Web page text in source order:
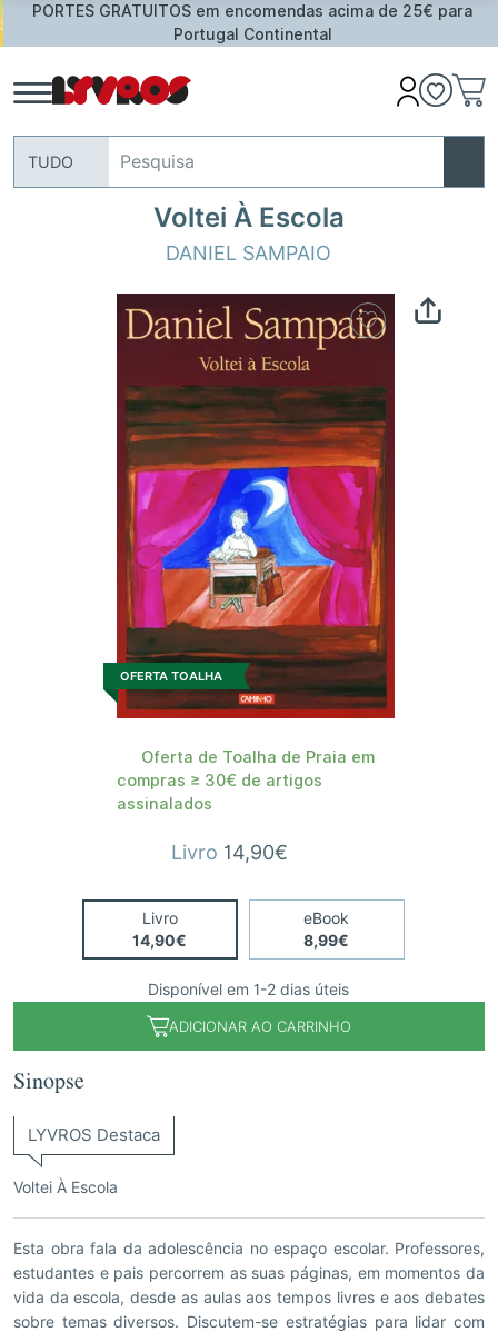
PORTES GRATUITOS em encomendas acima de 25€ para
Portugal Continental
TUDO
Voltei À Escola
DANIEL SAMPAIO
OFERTA TOALHA
Oferta de Toalha de Praia em
compras ≥ 30€ de artigos
assinalados
Livro 14,90€
Livro
14,90€
eBook
8,99€
Disponível em 1-2 dias úteis
ADICIONAR AO CARRINHO
Sinopse
LYVROS Destaca
Voltei À Escola
Esta obra fala da adolescência no espaço escolar. Professores,
estudantes e pais percorrem as suas páginas, em momentos da
vida da escola, desde as aulas aos tempos livres e aos debates
sobre temas diversos. Discutem-se estratégias para lidar com